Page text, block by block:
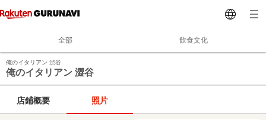
全部 飲食文化
俺のイタリアン 渋谷
俺のイタリアン 澀谷
店鋪概要 照片